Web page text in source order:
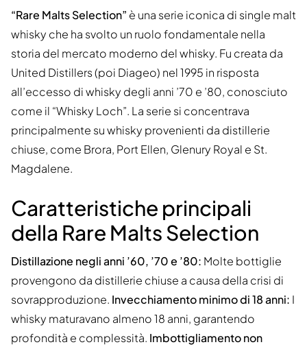
“Rare Malts Selection” è una serie iconica di single malt
whisky che ha svolto un ruolo fondamentale nella
storia del mercato moderno del whisky. Fu creata da
United Distillers (poi Diageo) nel 1995 in risposta
all’eccesso di whisky degli anni ’70 e ’80, conosciuto
come il “Whisky Loch”. La serie si concentrava
principalmente su whisky provenienti da distillerie
chiuse, come Brora, Port Ellen, Glenury Royal e St.
Magdalene.
Caratteristiche principali
della Rare Malts Selection
Distillazione negli anni ’60, ’70 e ’80: Molte bottiglie
provengono da distillerie chiuse a causa della crisi di
sovrapproduzione. Invecchiamento minimo di 18 anni: I
whisky maturavano almeno 18 anni, garantendo
profondità e complessità. Imbottigliamento non